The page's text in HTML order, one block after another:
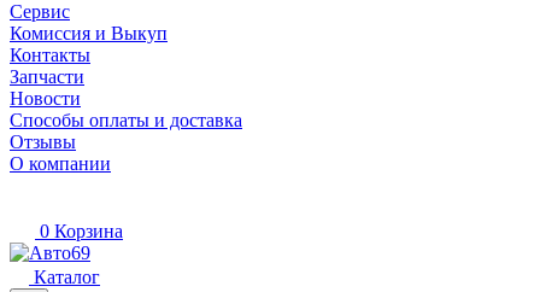
Сервис
Комиссия и Выкуп
Контакты
Запчасти
Новости
Способы оплаты и доставка
Отзывы
О компании
0 Корзина
Каталог